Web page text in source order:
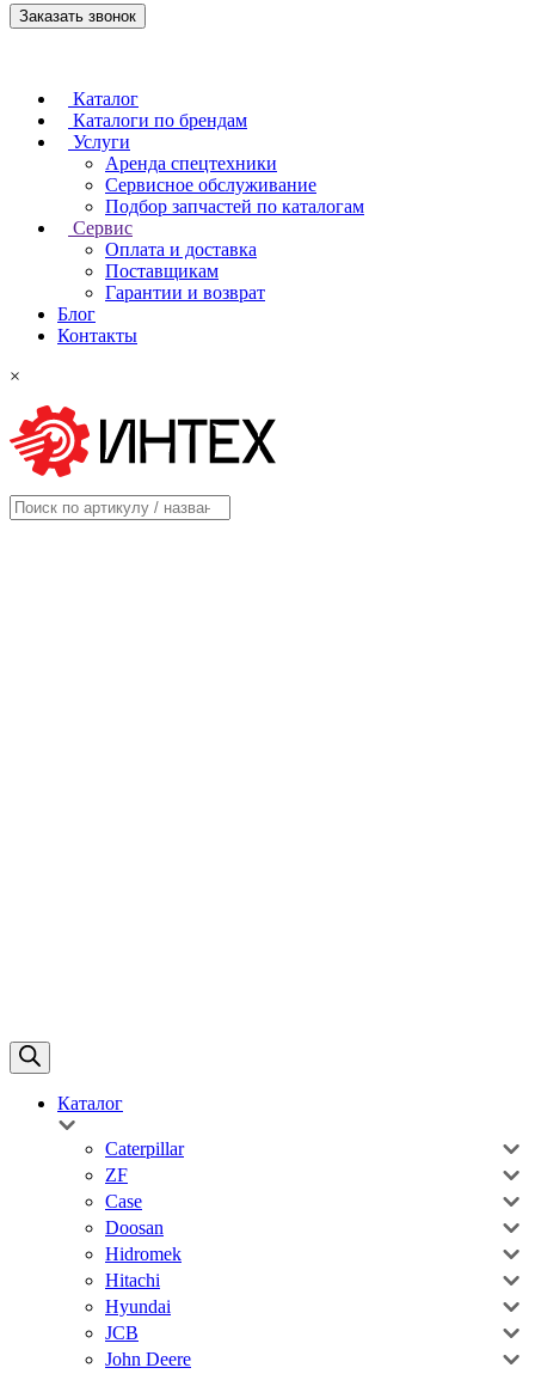
Заказать звонок
Каталог
Каталоги по брендам
Услуги
Аренда спецтехники
Сервисное обслуживание
Подбор запчастей по каталогам
Сервис
Оплата и доставка
Поставщикам
Гарантии и возврат
Блог
Контакты
×
Каталог
Caterpillar
ZF
Case
Doosan
Hidromek
Hitachi
Hyundai
JCB
John Deere